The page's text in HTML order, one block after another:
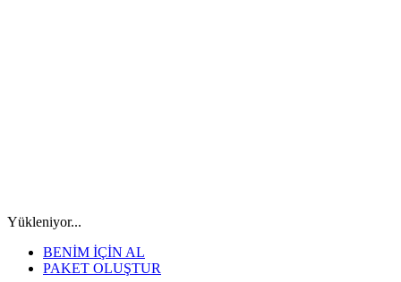
Yükleniyor...
BENİM İÇİN AL
PAKET OLUŞTUR